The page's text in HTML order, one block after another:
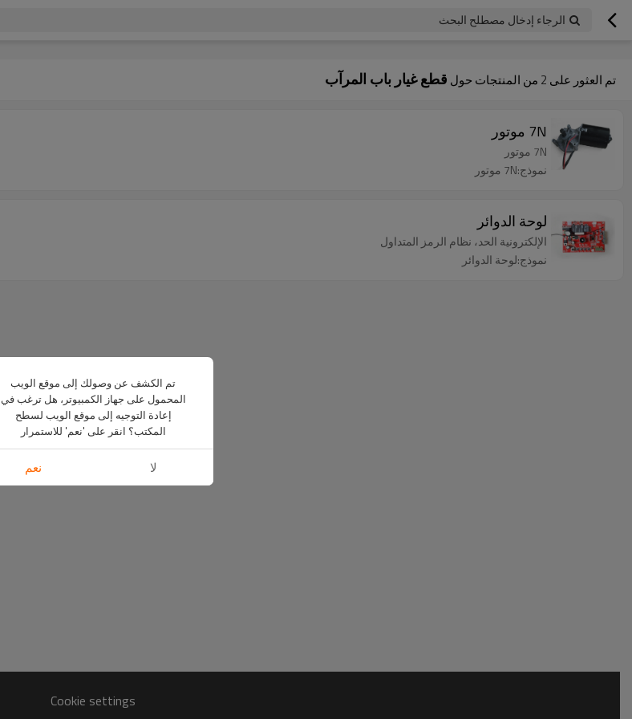
googlea70fe95786458a77.html
الرجاء إدخال مصطلح البحث
تم العثور على 2 من المنتجات حول قطع غيار باب المرآب
7N موتور
7N موتور
نموذج:7N موتور
لوحة الدوائر
الإلكترونية الحد، نظام الرمز المتداول
نموذج:لوحة الدوائر
Cookie settings
تم الكشف عن وصولك إلى موقع الويب
المحمول على جهاز الكمبيوتر، هل ترغب في
إعادة التوجيه إلى موقع الويب لسطح
المكتب؟ انقر على 'نعم' للاستمرار
لا نعم